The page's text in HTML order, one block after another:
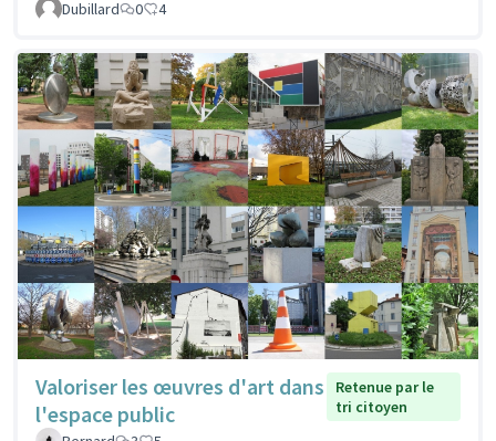
Dubillard
0 4
Valoriser les œuvres d'art dans
l'espace public
Retenue par le
tri citoyen